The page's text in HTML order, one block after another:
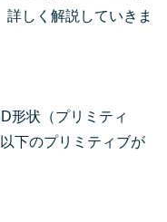
しく解説していきま
形状（プリミティ
下のプリミティブが